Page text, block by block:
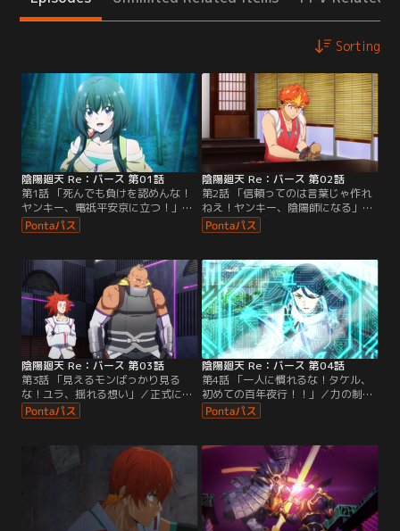
Sorting
陰陽廻天 Re：バース 第01話
第1話 「死んでも負けを認めんな！
ヤンキー、電祇平安京に立つ！」／
ヤンキー高校生・業平猛（タケル）
は、夢に何度も現れる謎の少女・ツ
していた。ある日不慮の事故で崖か
ら転落したタケルが目を覚ますと、
目の前には憧れのツキミヤが！そこ
は安倍晴明たち陰陽師が守護する
「電祇平安京」と呼ばれる別世界だ
った。
陰陽廻天 Re：バース 第02話
第2話 「信頼ってのは言葉じゃ作れ
ねえ！ヤンキー、陰陽師になる」／
タケルが再び電祇平安京で目を覚ま
すと、そこには死んだはずのツキミ
ルのことを覚えておらず、不思議な
力で怨人と戦ったという主張も信じ
てもらえない。街の様子を見てタイ
ムリープしていることに気が付いた
タケルは、今度こそツキミヤを守る
と決意を新たに…。
陰陽廻天 Re：バース 第03話
第3話 「見えるモンばっかり見る
な！ユラ、揺れる想い」／正式に陰
陽師になったタケルは、アツナガと
ともに式神を使った模擬戦や晴明の
すタケルを見て、元々アツナガとペ
アを組んでいたユラは苛立ちを募ら
せていた。ほどなくして、初めて電
祇平安京にやってきたときと同じ日
を迎えたタケル。過去の実体験をも
とにこれから起こること…。
陰陽廻天 Re：バース 第04話
第4話 「一人に慣れるな！タケル、
初めての百年夜行！！」／力の制御
を失い街を襲うタケルの前に、晴明
が立ちはだかる。晴明によって暴走
戻したタケル。晴明は、間近に迫っ
た怨人の世界に攻め込む儀式「百年
夜行」に対して、不思議な力を持つ
タケルを切り札にしたいと語る。